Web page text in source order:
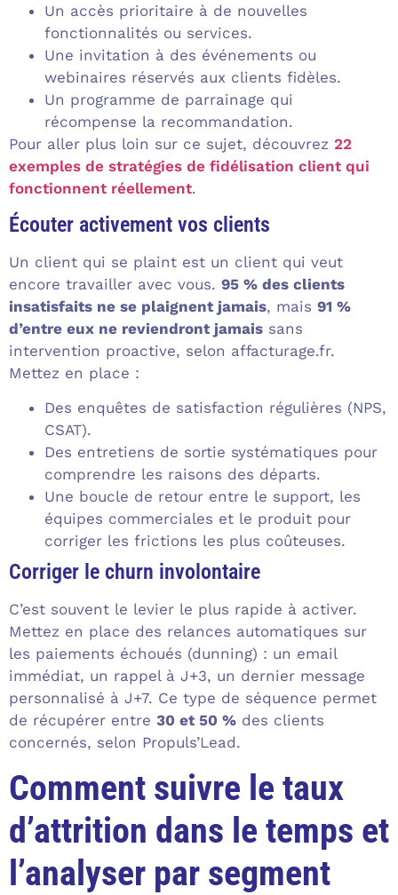
Un accès prioritaire à de nouvelles
fonctionnalités ou services.
Une invitation à des événements ou
webinaires réservés aux clients fidèles.
Un programme de parrainage qui
récompense la recommandation.
Pour aller plus loin sur ce sujet, découvrez 22
exemples de stratégies de fidélisation client qui
fonctionnent réellement.
Écouter activement vos clients
Un client qui se plaint est un client qui veut
encore travailler avec vous. 95 % des clients
insatisfaits ne se plaignent jamais, mais 91 %
d’entre eux ne reviendront jamais sans
intervention proactive, selon affacturage.fr.
Mettez en place :
Des enquêtes de satisfaction régulières (NPS,
CSAT).
Des entretiens de sortie systématiques pour
comprendre les raisons des départs.
Une boucle de retour entre le support, les
équipes commerciales et le produit pour
corriger les frictions les plus coûteuses.
Corriger le churn involontaire
C’est souvent le levier le plus rapide à activer.
Mettez en place des relances automatiques sur
les paiements échoués (dunning) : un email
immédiat, un rappel à J+3, un dernier message
personnalisé à J+7. Ce type de séquence permet
de récupérer entre 30 et 50 % des clients
concernés, selon Propuls’Lead.
Comment suivre le taux
d’attrition dans le temps et
l’analyser par segment